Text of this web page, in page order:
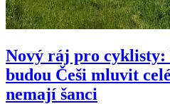
Nový ráj pro cyklisty:
budou Češi mluvit
nemají šanci